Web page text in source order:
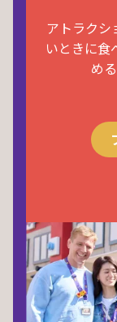
アトラクシ
いときに食
め